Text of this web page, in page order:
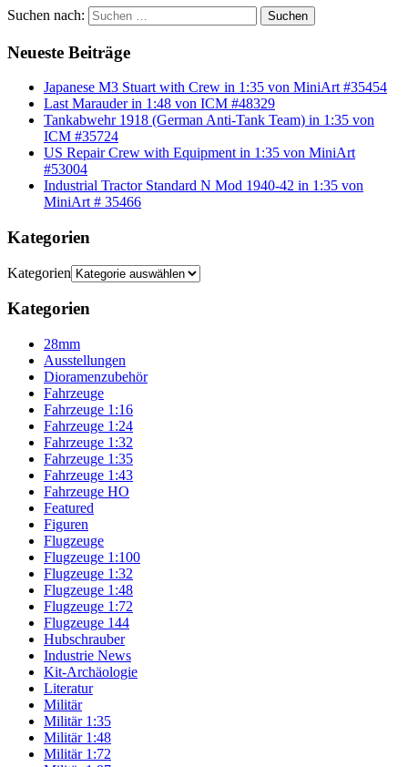
Suchen nach: Suchen
Neueste Beiträge
Japanese M3 Stuart with Crew in 1:35 von MiniArt #35454
Last Marauder in 1:48 von ICM #48329
Tankabwehr 1918 (German Anti-Tank Team) in 1:35 von
ICM #35724
US Repair Crew with Equipment in 1:35 von MiniArt
#53004
Industrial Tractor Standard N Mod 1940-42 in 1:35 von
MiniArt # 35466
Kategorien
Kategorien
Kategorien
28mm
Ausstellungen
Dioramenzubehör
Fahrzeuge
Fahrzeuge 1:16
Fahrzeuge 1:24
Fahrzeuge 1:32
Fahrzeuge 1:35
Fahrzeuge 1:43
Fahrzeuge HO
Featured
Figuren
Flugzeuge
Flugzeuge 1:100
Flugzeuge 1:32
Flugzeuge 1:48
Flugzeuge 1:72
Flugzeuge 144
Hubschrauber
Industrie News
Kit-Archäologie
Literatur
Militär
Militär 1:35
Militär 1:48
Militär 1:72